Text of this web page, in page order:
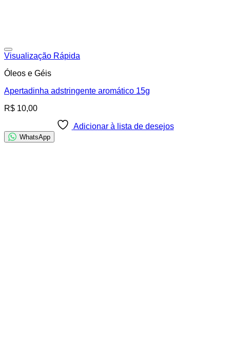
Visualização Rápida
Óleos e Géis
Apertadinha adstringente aromático 15g
R$ 10,00
Adicionar à lista de desejos
WhatsApp